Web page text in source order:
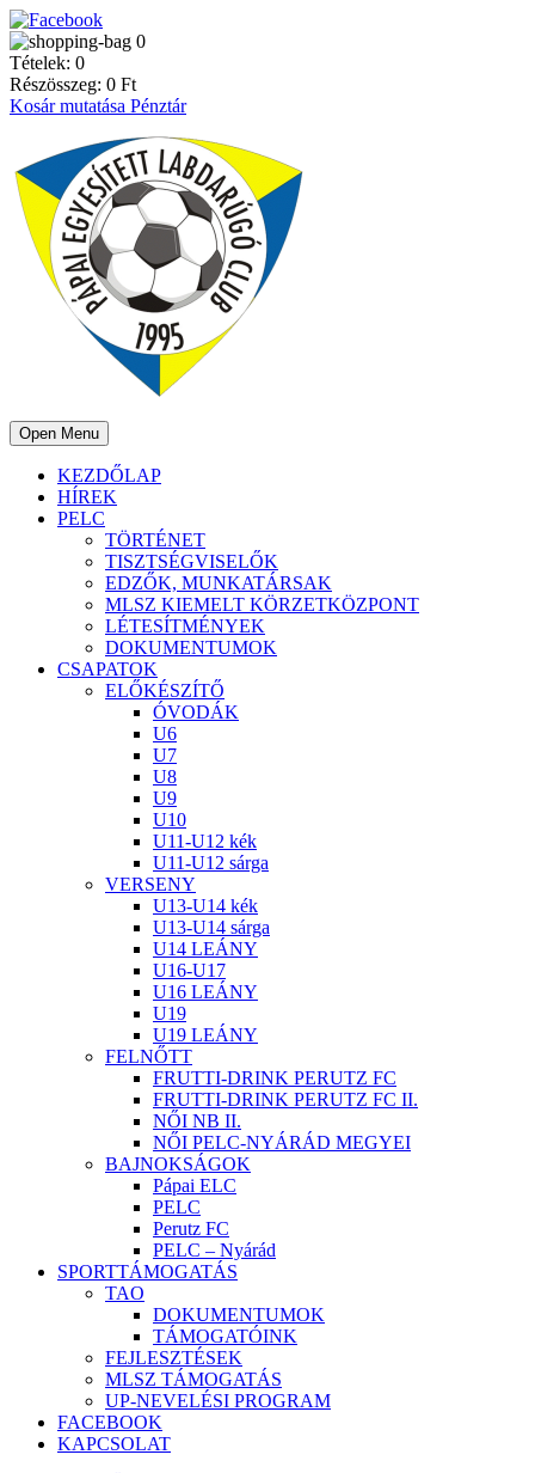
0
Tételek: 0
Részösszeg: 0 Ft
Kosár mutatása Pénztár
Open Menu
KEZDŐLAP
HÍREK
PELC
TÖRTÉNET
TISZTSÉGVISELŐK
EDZŐK, MUNKATÁRSAK
MLSZ KIEMELT KÖRZETKÖZPONT
LÉTESÍTMÉNYEK
DOKUMENTUMOK
CSAPATOK
ELŐKÉSZÍTŐ
ÓVODÁK
U6
U7
U8
U9
U10
U11-U12 kék
U11-U12 sárga
VERSENY
U13-U14 kék
U13-U14 sárga
U14 LEÁNY
U16-U17
U16 LEÁNY
U19
U19 LEÁNY
FELNŐTT
FRUTTI-DRINK PERUTZ FC
FRUTTI-DRINK PERUTZ FC II.
NŐI NB II.
NŐI PELC-NYÁRÁD MEGYEI
BAJNOKSÁGOK
Pápai ELC
PELC
Perutz FC
PELC – Nyárád
SPORTTÁMOGATÁS
TAO
DOKUMENTUMOK
TÁMOGATÓINK
FEJLESZTÉSEK
MLSZ TÁMOGATÁS
UP-NEVELÉSI PROGRAM
FACEBOOK
KAPCSOLAT